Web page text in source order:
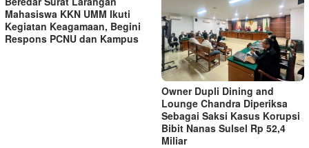
Mahasiswa KKN UMM Ikuti
Kegiatan Keagamaan, Begini
Respons PCNU dan Kampus
Owner Dupli Dining and
Lounge Chandra Diperiksa
Sebagai Saksi Kasus Korupsi
Bibit Nanas Sulsel Rp 52,4
Miliar